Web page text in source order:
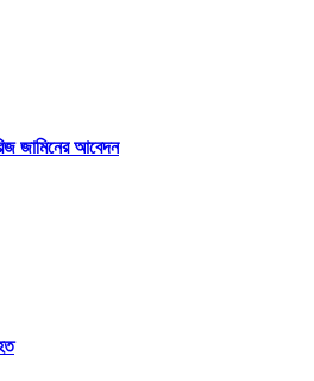
জামিনের আবেদন